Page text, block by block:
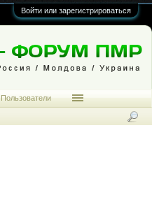
Войти или зарегистрироваться
Пользователи